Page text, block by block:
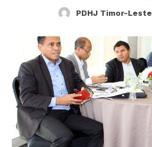
PDHJ Timor-Leste